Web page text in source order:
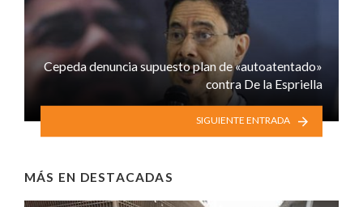
Cepeda denuncia supuesto plan de «autoatentado»
contra De la Espriella
SIGUIENTE ENTRADA
MÁS EN DESTACADAS